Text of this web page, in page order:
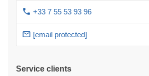
+33 7 55 53 93 96
[email protected]
Service clients